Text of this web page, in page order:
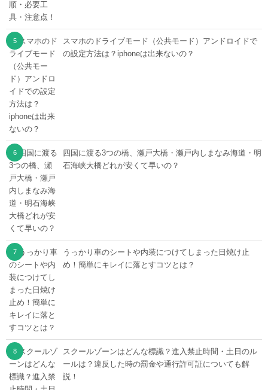
スマホのドライブモード（公共モード）アンドロイドで
の設定方法は？iphoneは出来ないの？
四国に渡る3つの橋、瀬戸大橋・瀬戸内しまなみ海道・明
石海峡大橋どれが安くて早いの？
うっかり車のシートや内装につけてしまった日焼け止
め！簡単にキレイに落とすコツとは？
スクールゾーンはどんな標識？進入禁止時間・土日のル
ールは？違反した時の罰金や通行許可証についても解
説！